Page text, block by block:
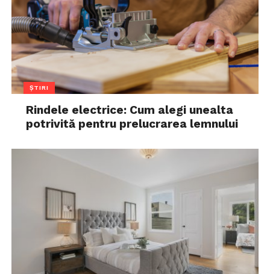
ȘTIRI
Rindele electrice: Cum alegi unealta
potrivită pentru prelucrarea lemnului